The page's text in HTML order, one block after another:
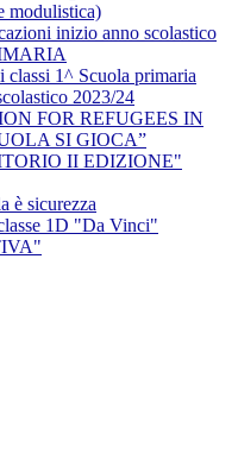
modulistica)
inizio anno scolastico
classi 1^ Scuola primaria
2023/24
FOR REFUGEES IN
SI GIOCA”
II EDIZIONE"
è sicurezza
1D "Da Vinci"